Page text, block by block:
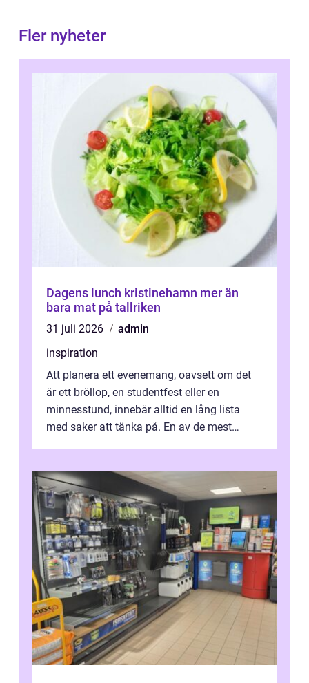
Fler nyheter
Dagens lunch kristinehamn mer än
bara mat på tallriken
31 juli 2026
admin
inspiration
Att planera ett evenemang, oavsett om det
är ett bröllop, en studentfest eller en
minnesstund, innebär alltid en lång lista
med saker att tänka på. En av de mest